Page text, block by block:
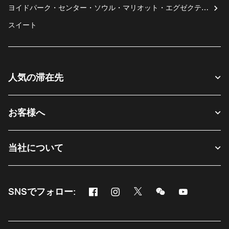
ヨイドパーク・センター・ソウル・マリオット・エグゼクティ
スイート
人気の滞在先
お客様へ
当社について
SNSでフォロー: Facebook
新しいウィンドウで開く
Instagram
新しいウィンドウで開く
Twitter
新しいウィンドウで開く
Messenger
新しいウィンドウ
新しいウィ